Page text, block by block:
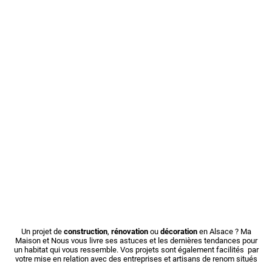
Un projet de construction, rénovationou décorationen Alsace ? Ma
Maison et Nous vous livre ses astuces et les dernières tendances pour
un habitat qui vous ressemble. Vos projets sont également facilités par
votre mise en relation avec des entreprises et artisans de renom situés